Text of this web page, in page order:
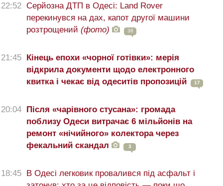
22:52 Серйозна ДТП в Одесі: Land Rover
перекинувся на дах, капот другої машини
розтрощений (фото) 38
21:45 Кінець епохи «чорної готівки»: мерія
відкрила документи щодо електронного
квитка і чекає від одеситів пропозицій
17
20:04 Після «чарівного стусана»: громада
поблизу Одеси витрачає 6 мільйонів на
ремонт «нічийного» колектора через
фекальний скандал
3
18:45 В Одесі легковик провалився під асфальт і